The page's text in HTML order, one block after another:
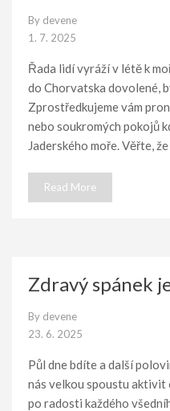
By devene
1. 7. 2025
Řada lidí vyráží v létě k
do Chorvatska dovolené,
Zprostředkujeme vám
nebo soukromých pokojů
Jaderského moře. Věřte,
Read More
Zdravý spánek
By devene
23. 6. 2025
Půl dne bdíte a další
nás velkou spoustu
po radosti každého